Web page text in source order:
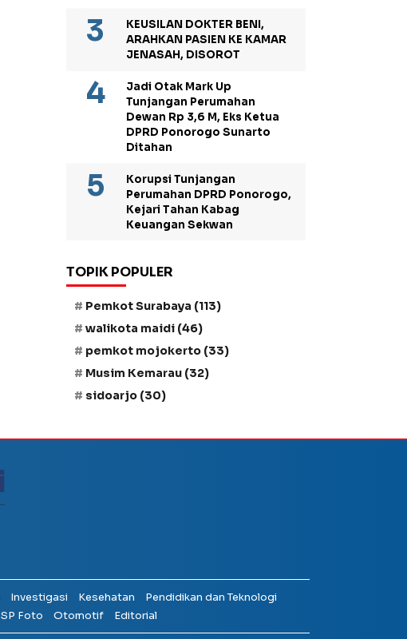
KEUSILAN DOKTER BENI,
ARAHKAN PASIEN KE KAMAR
JENASAH, DISOROT
Jadi Otak Mark Up
Tunjangan Perumahan
Dewan Rp 3,6 M, Eks Ketua
DPRD Ponorogo Sunarto
Ditahan
Korupsi Tunjangan
Perumahan DPRD Ponorogo,
Kejari Tahan Kabag
Keuangan Sekwan
TOPIK POPULER
Pemkot Surabaya (113)
walikota maidi (46)
pemkot mojokerto (33)
Musim Kemarau (32)
sidoarjo (30)
Investigasi Kesehatan
Pendidikan dan Teknologi
SP Foto Otomotif Editorial